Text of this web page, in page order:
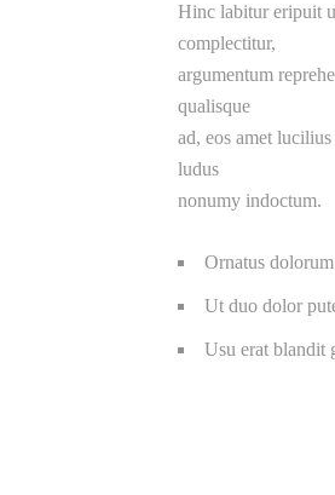
Hinc labitur eripuit
complectitur,
argumentum
qualisque
ad, eos amet
ludus
nonumy indoctum.
Ornatus
Ut duo dolor
Usu erat blandit